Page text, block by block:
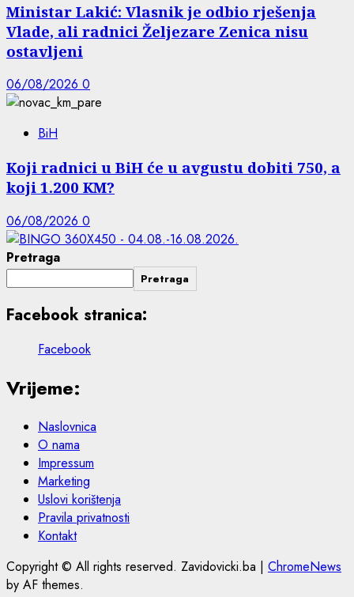
Ministar Lakić: Vlasnik je odbio rješenja
Vlade, ali radnici Željezare Zenica nisu
ostavljeni
06/08/2026 0
BiH
Koji radnici u BiH će u avgustu dobiti 750, a
koji 1.200 KM?
06/08/2026 0
Pretraga
Pretraga
Facebook stranica:
Facebook
Vrijeme:
Naslovnica
O nama
Impressum
Marketing
Uslovi korištenja
Pravila privatnosti
Kontakt
Copyright © All rights reserved. Zavidovicki.ba | ChromeNews
by AF themes.